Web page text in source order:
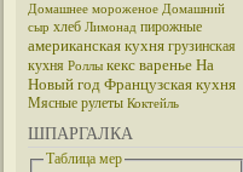
Домашнее мороженое Домашний
сыр хлеб Лимонад пирожные
американская кухня грузинская
кухня Роллы кекс варенье На
Новый год Французская кухня
Мясные рулеты Коктейль
ШПАРГАЛКА
Таблица мер